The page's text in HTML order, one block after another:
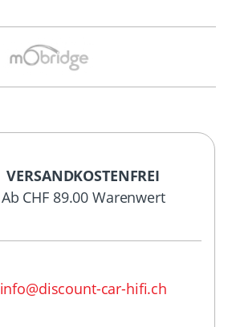
VERSANDKOSTENFREI
Ab CHF 89.00 Warenwert
info@discount-car-hifi.ch